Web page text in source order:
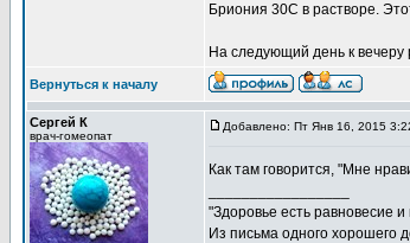
Бриония 30С в растворе.
На следующий день к вечеру
Вернуться к началу
Сергей К
врач-гомеопат
Добавлено: Пт Янв 16, 2015
Как там говорится, "Мне
"Здоровье есть равновесие
Из письма одного хорошего